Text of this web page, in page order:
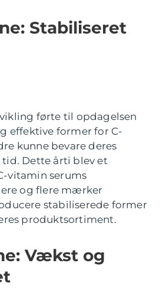
Stabiliseret
førte til opdagelsen
effektive former for C-
kunne bevare deres
tid. Dette årti blev et
vitamin serums
og flere mærker
stabiliserede former
produktsortiment.
Vækst og